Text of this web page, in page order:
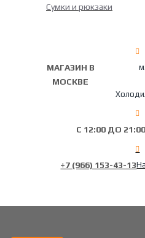
Сумки и рюкзаки
МАГАЗИН В
МОСКВЕ
С 12:00 ДО 21:00
+7 (966) 153-43-13